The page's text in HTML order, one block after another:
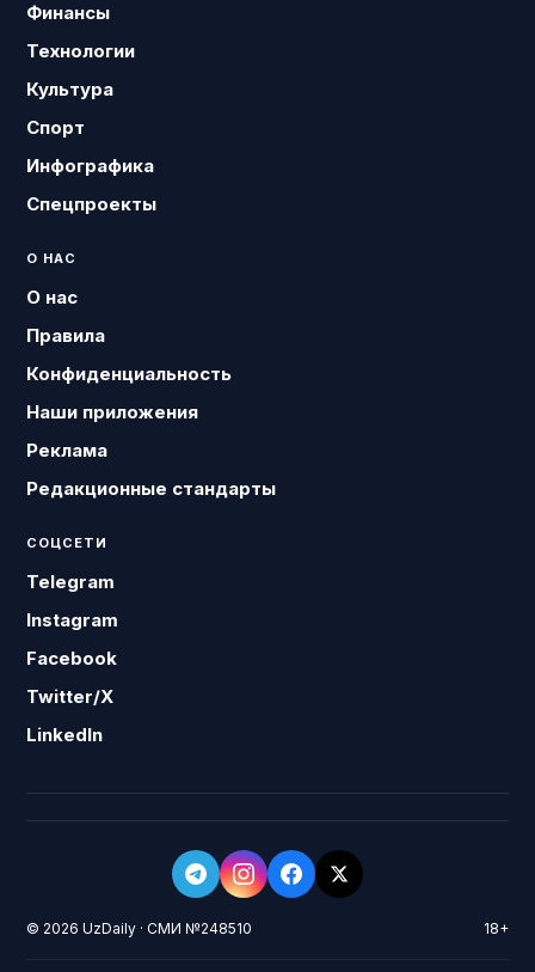
Финансы
Технологии
Культура
Спорт
Инфографика
Спецпроекты
О НАС
О нас
Правила
Конфиденциальность
Наши приложения
Реклама
Редакционные стандарты
СОЦСЕТИ
Telegram
Instagram
Facebook
Twitter/X
LinkedIn
© 2026 UzDaily · СМИ №248510 18+